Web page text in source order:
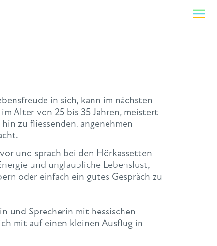
in sich, kann im nächsten
Alter von 25 bis 35 Jahren, meistert
zu fliessenden, angenehmen
und sprach bei den Hörkassetten
und unglaubliche Lebenslust,
oder einfach ein gutes Gespräch zu
und Sprecherin mit hessischen
mit auf einen kleinen Ausflug in